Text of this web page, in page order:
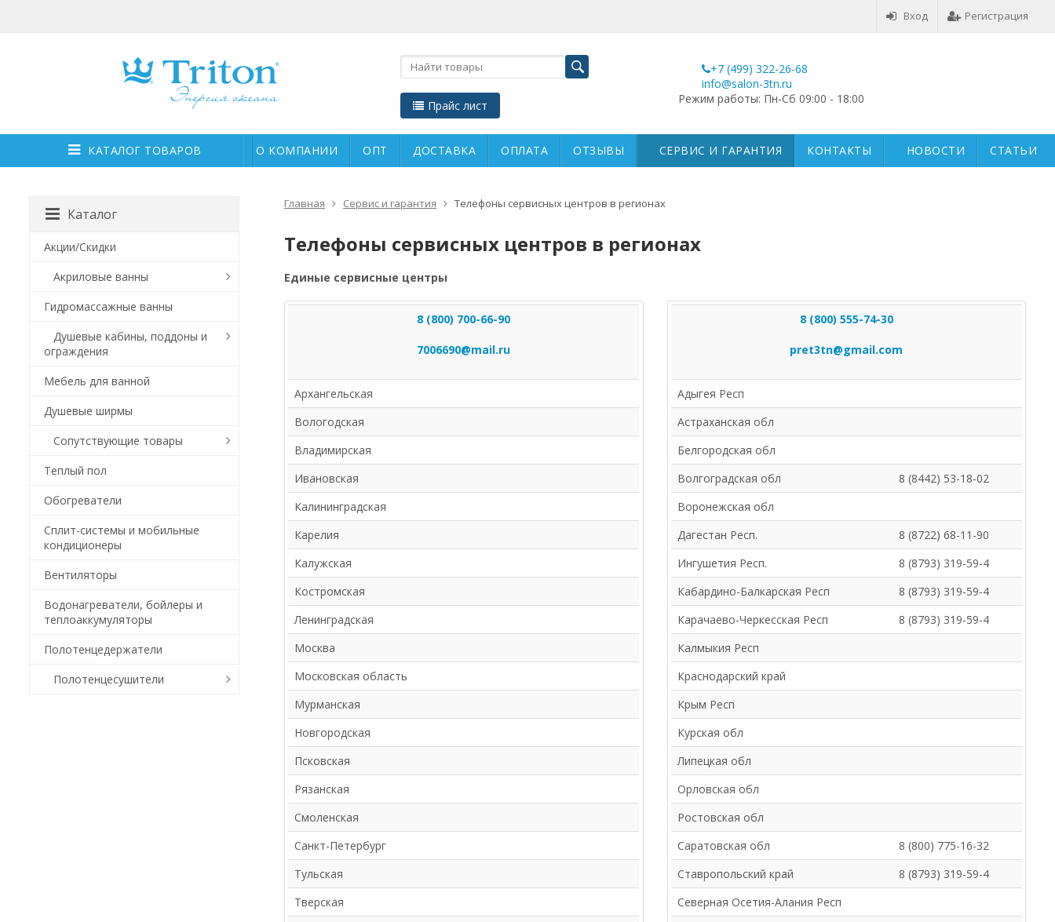
Вход Регистрация
Прайс лист
+7 (499) 322-26-68
info@salon-3tn.ru
Режим работы: Пн-Сб 09:00 - 18:00
КАТАЛОГ ТОВАРОВ О КОМПАНИИ ОПТ ДОСТАВКА ОПЛАТА ОТЗЫВЫ СЕРВИС И ГАРАНТИЯ КОНТАКТЫ НОВОСТИ СТАТЬИ
Главная Сервис и гарантия Телефоны сервисных центров в регионах
Телефоны сервисных центров в регионах
Единые сервисные центры
8 (800) 700-66-90
7006690@mail.ru
Архангельская
Вологодская
Владимирская
Ивановская
Калининградская
Карелия
Калужская
Костромская
Ленинградская
Москва
Московская область
Мурманская
Новгородская
Псковская
Рязанская
Смоленская
Санкт-Петербург
Тульская
Тверская
8 (800) 555-74-30
pret3tn@gmail.com
Адыгея Респ
Астраханская обл
Белгородская обл
Волгоградская обл
8 (8442) 53-18-02
Воронежская обл
Дагестан Респ.
8 (8722) 68-11-90
Ингушетия Респ.
8 (8793) 319-59-4
Кабардино-Балкарская Респ
8 (8793) 319-59-4
Карачаево-Черкесская Респ
8 (8793) 319-59-4
Калмыкия Респ
Краснодарский край
Крым Респ
Курская обл
Липецкая обл
Орловская обл
Ростовская обл
Саратовская обл
8 (800) 775-16-32
Ставропольский край
8 (8793) 319-59-4
Северная Осетия-Алания Респ
Каталог
Акции/Скидки
Акриловые ванны
Гидромассажные ванны
Душевые кабины, поддоны и
ограждения
Мебель для ванной
Душевые ширмы
Сопутствующие товары
Теплый пол
Обогреватели
Сплит-системы и мобильные
кондиционеры
Вентиляторы
Водонагреватели, бойлеры и
теплоаккумуляторы
Полотенцедержатели
Полотенцесушители